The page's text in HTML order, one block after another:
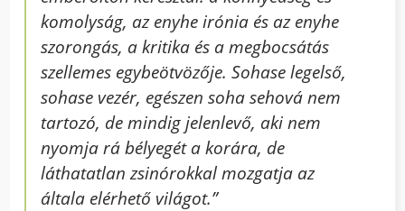
komolyság, az enyhe irónia és az enyhe
szorongás, a kritika és a megbocsátás
szellemes egybeötvözője. Sohase legelső,
sohase vezér, egészen soha sehová nem
tartozó, de mindig jelenlevő, aki nem
nyomja rá bélyegét a korára, de
láthatatlan zsinórokkal mozgatja az
általa elérhető világot.”